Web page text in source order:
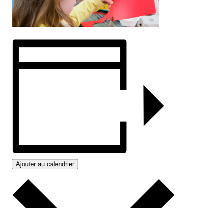
Ajouter au calendrier